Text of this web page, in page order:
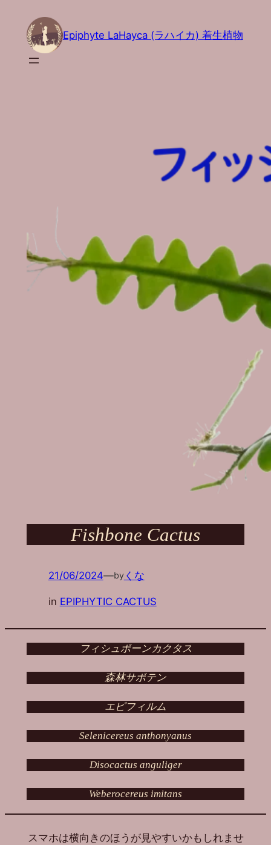
Epiphyte LaHayca (ラハイカ) 着生植物
Fishbone Cactus
21/06/2024—byくな
in EPIPHYTIC CACTUS
フィシュボーンカクタス
森林サボテン
エピフィルム
Selenicereus anthonyanus
Disocactus anguliger
Weberocereus imitans
スマホは横向きのほうが見やすいかもしれませ